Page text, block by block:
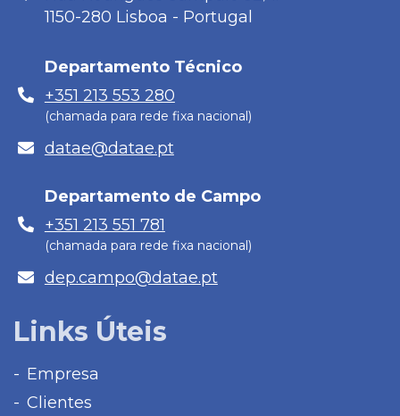
1150-280 Lisboa - Portugal
Departamento Técnico
Telefone
+351 213 553 280
(chamada para rede fixa nacional)
E-
datae@datae.pt
Departamento de Campo
Telefone
+351 213 551 781
(chamada para rede fixa nacional)
E-
dep.campo@datae.pt
Links Úteis
Empresa
Clientes